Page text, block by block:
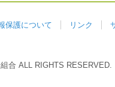
保護について リンク
合 ALL RIGHTS RESERVED.